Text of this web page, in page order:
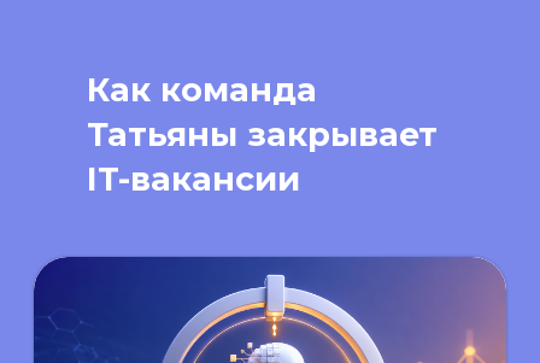
Как команда
Татьяны закрывает
IT-вакансии